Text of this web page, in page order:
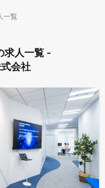
一覧
求人一覧 -
会社